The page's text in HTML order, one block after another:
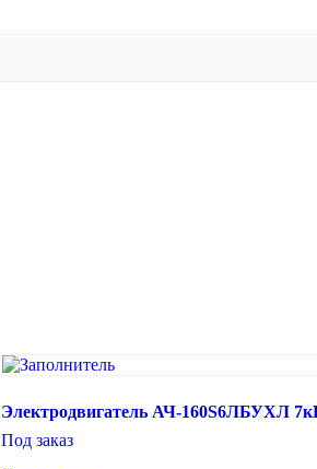
Электродвигатель АЧ-160S6ЛБУХЛ
Под заказ